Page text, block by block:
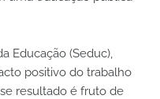
Educação (Seduc),
positivo do trabalho
resultado é fruto de